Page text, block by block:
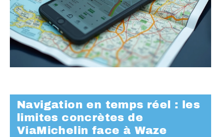
Navigation en temps réel : les
limites concrètes de
ViaMichelin face à Waze